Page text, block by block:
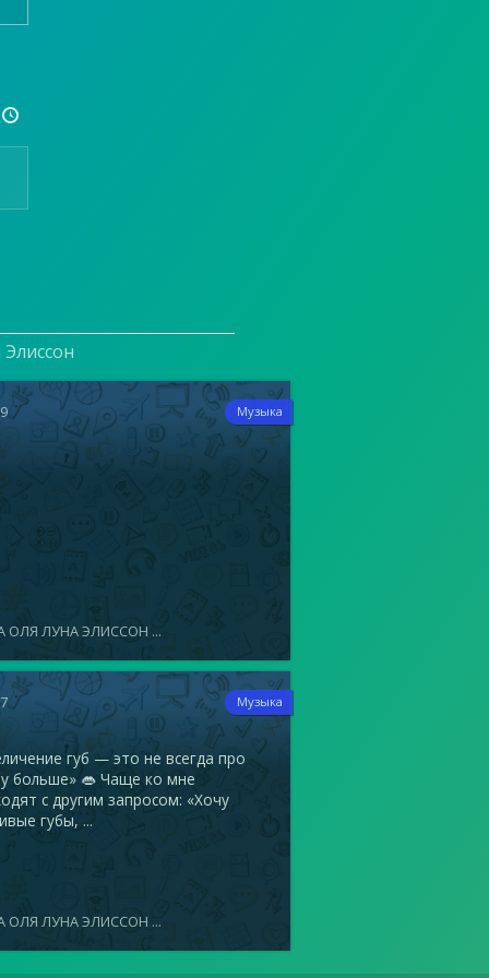

Музыка
ОЛЯ ЛУНА ЭЛИССОН ...
Музыка
губ — это не всегда про
больше» 👄 Чаще ко мне
с другим запросом: «Хочу
губы, ...
ОЛЯ ЛУНА ЭЛИССОН ...